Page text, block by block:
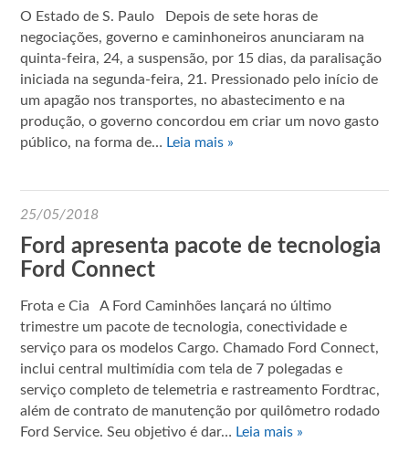
O Estado de S. Paulo Depois de sete horas de
negociações, governo e caminhoneiros anunciaram na
quinta-feira, 24, a suspensão, por 15 dias, da paralisação
iniciada na segunda-feira, 21. Pressionado pelo início de
um apagão nos transportes, no abastecimento e na
produção, o governo concordou em criar um novo gasto
público, na forma de… Leia mais »
25/05/2018
Ford apresenta pacote de tecnologia
Ford Connect
Frota e Cia A Ford Caminhões lançará no último
trimestre um pacote de tecnologia, conectividade e
serviço para os modelos Cargo. Chamado Ford Connect,
inclui central multimídia com tela de 7 polegadas e
serviço completo de telemetria e rastreamento Fordtrac,
além de contrato de manutenção por quilômetro rodado
Ford Service. Seu objetivo é dar… Leia mais »